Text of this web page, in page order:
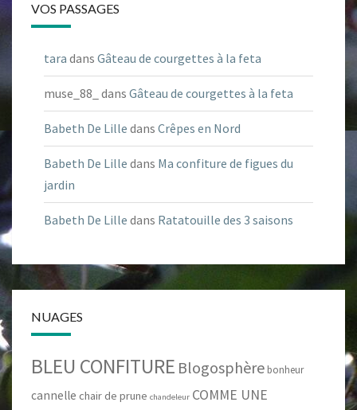
VOS PASSAGES
tara dans Gâteau de courgettes à la feta
muse_88_ dans Gâteau de courgettes à la feta
Babeth De Lille dans Crêpes en Nord
Babeth De Lille dans Ma confiture de figues du
jardin
Babeth De Lille dans Ratatouille des 3 saisons
NUAGES
BLEU CONFITURE Blogosphère bonheur
cannelle chair de prune chandeleur COMME UNE